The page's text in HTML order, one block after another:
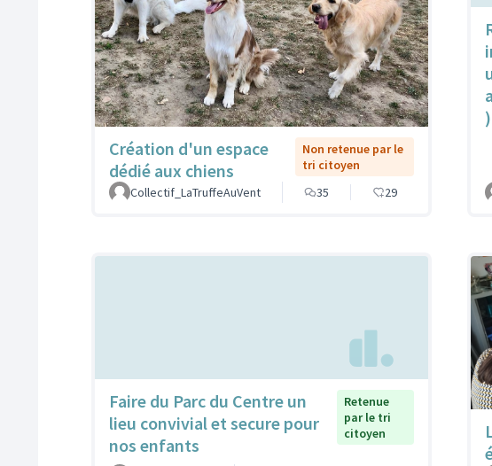
Création d'un espace
dédié aux chiens
Non retenue par le
tri citoyen
Collectif_LaTruffeAuVent
35 29
)
Faire du Parc du Centre un
lieu convivial et secure pour
nos enfants
Retenue
par le tri
citoyen